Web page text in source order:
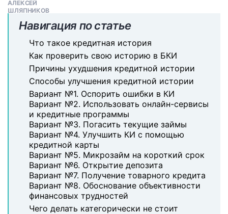
Навигация по статье
Что такое кредитная история
Как проверить свою историю в БКИ
Причины ухудшения кредитной истории
Способы улучшения кредитной истории
Вариант №1. Оспорить ошибки в КИ
Вариант №2. Использовать онлайн-сервисы
и кредитные программы
Вариант №3. Погасить текущие займы
Вариант №4. Улучшить КИ с помощью
кредитной карты
Вариант №5. Микрозайм на короткий срок
Вариант №6. Открытие депозита
Вариант №7. Получение товарного кредита
Вариант №8. Обоснование объективности
финансовых трудностей
Чего делать категорически не стоит